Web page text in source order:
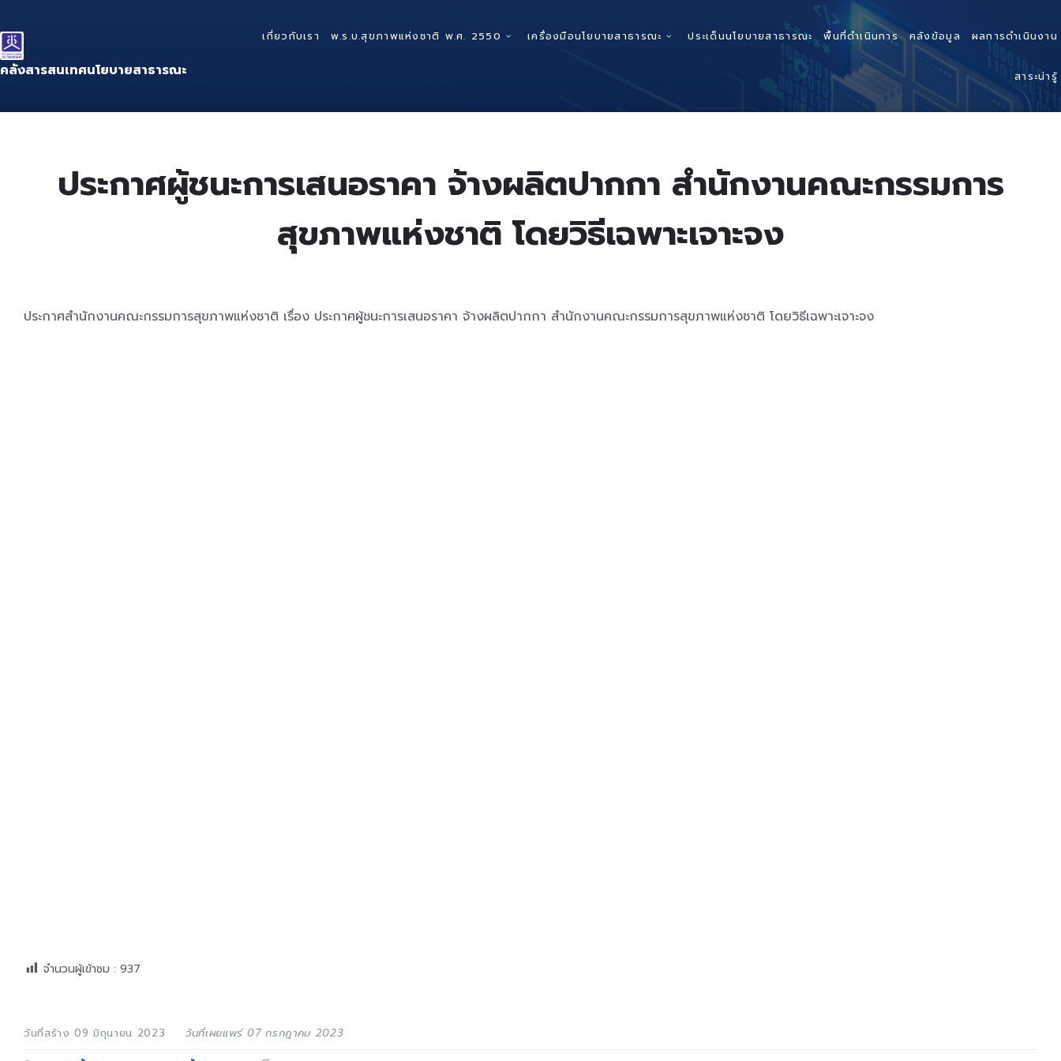
to
content
to
main
navigation
to
footer
คลังสารสนเทศนโยบายสาธารณะ
เกี่ยวกับเรา พ.ร.บ.สุขภาพแห่งชาติ พ.ศ. 2550 เครื่องมือนโยบายสาธารณะ ประเด็นนโยบายสาธารณะ พื้นที่ดำเนินการ คลังข้อมูล ผลการดำเนินงาน
สาระน่ารู้
ประกาศผู้ชนะการเสนอราคา จ้างผลิตปากกา สำนักงานคณะกรรมการ
สุขภาพแห่งชาติ โดยวิธีเฉพาะเจาะจง
ประกาศสำนักงานคณะกรรมการสุขภาพแห่งชาติ เรื่อง ประกาศผู้ชนะการเสนอราคา จ้างผลิตปากกา สำนักงานคณะกรรมการสุขภาพแห่งชาติ โดยวิธีเฉพาะเจาะจง
จำนวนผู้เข้าชม : 937
วันที่สร้าง 09 มิถุนายน 2023 วันที่เผยแพร่ 07 กรกฎาคม 2023